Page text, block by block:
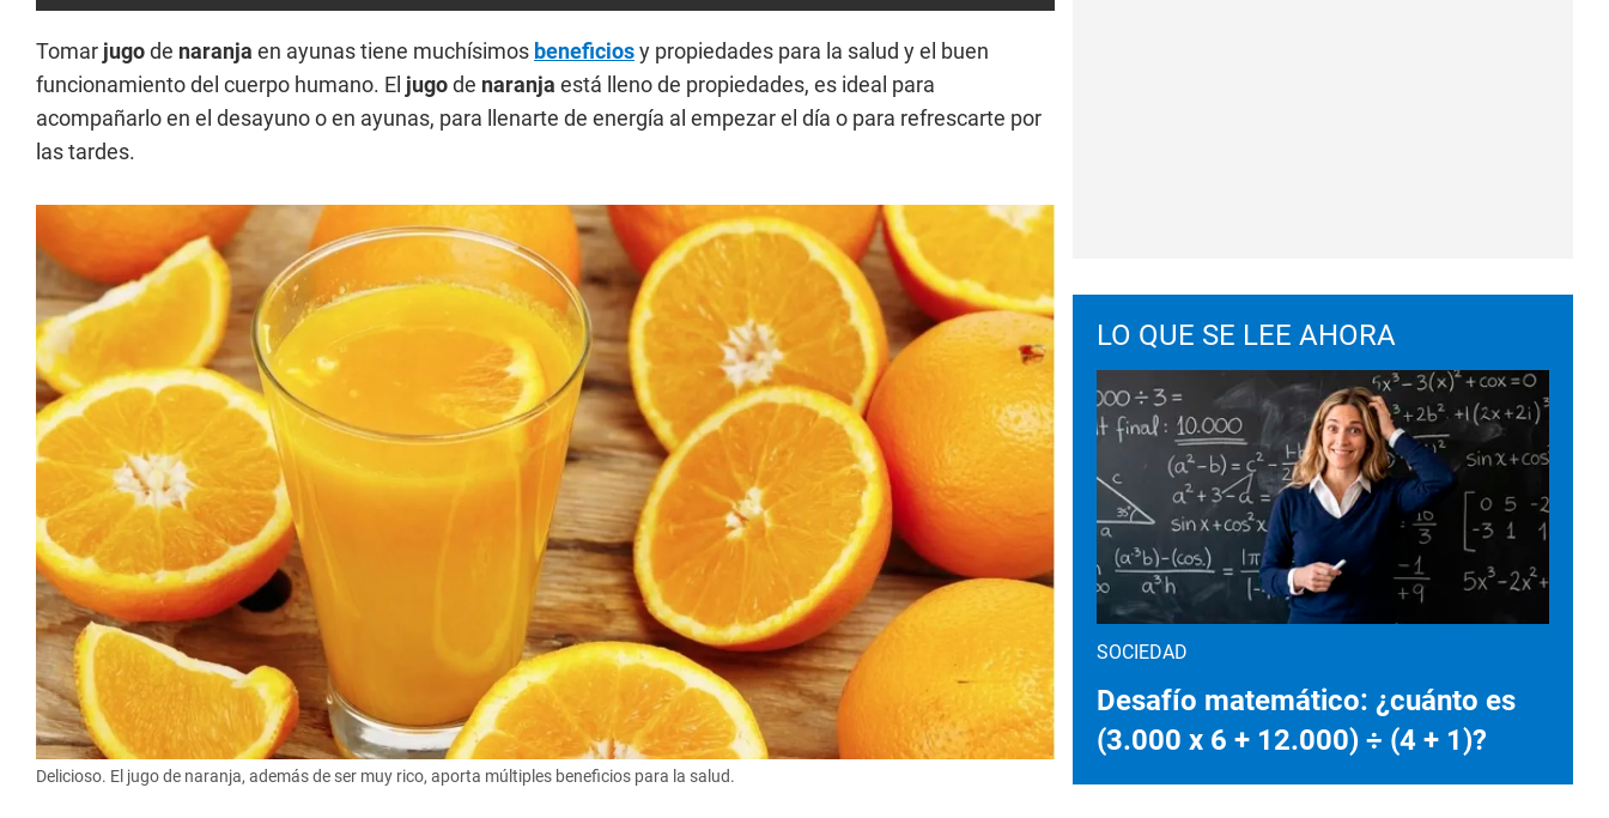
Tomar jugode naranja en ayunas tiene muchísimos beneficiosy propiedades para la salud y el buen
funcionamiento del cuerpo humano. El jugode naranja está lleno de propiedades, es ideal para
acompañarlo en el desayuno o en ayunas, para llenarte de energía al empezar el día o para refrescarte por
las tardes.
Delicioso. El jugo de naranja, además de ser muy rico, aporta múltiples beneficios para la salud.
LO QUE SE LEE AHORA
SOCIEDAD
Desafío matemático: ¿cuánto es
(3.000 x 6 + 12.000) ÷ (4 + 1)?